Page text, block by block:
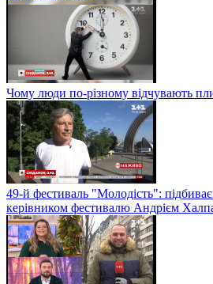
Чому люди по-різному відчувають
49-й фестиваль "Молодість":
керівником фестивалю Андрієм